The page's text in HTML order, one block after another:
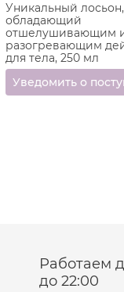
Уникальный лосьон,
обладающий
отшелушивающим
разогревающим
для тела, 250 мл
Работаем
до 22:00